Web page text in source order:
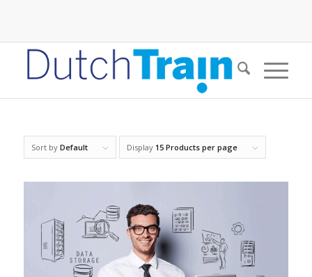
Sort by Default Display 15 Products per page